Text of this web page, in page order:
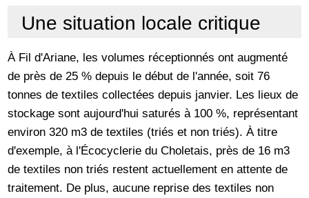
Une situation locale critique
À Fil d'Ariane, les volumes réceptionnés ont augmenté
de près de 25 % depuis le début de l'année, soit 76
tonnes de textiles collectées depuis janvier. Les lieux de
stockage sont aujourd'hui saturés à 100 %, représentant
environ 320 m3 de textiles (triés et non triés). À titre
d'exemple, à l'Écocyclerie du Choletais, près de 16 m3
de textiles non triés restent actuellement en attente de
traitement. De plus, aucune reprise des textiles non